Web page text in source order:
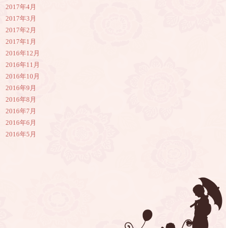
2017年4月
2017年3月
2017年2月
2017年1月
2016年12月
2016年11月
2016年10月
2016年9月
2016年8月
2016年7月
2016年6月
2016年5月